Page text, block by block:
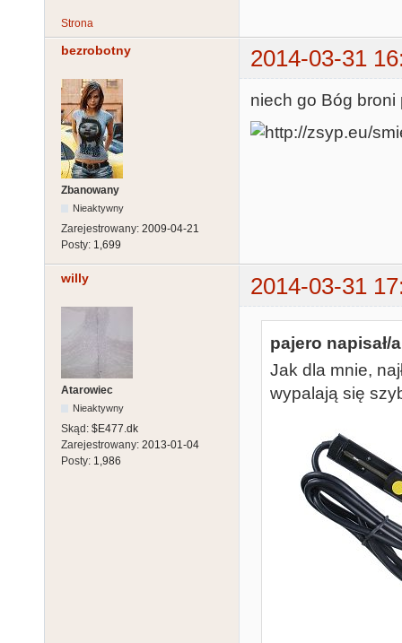
Strona
bezrobotny 2014-03-31
Zbanowany
Nieaktywny
Zarejestrowany: 2009-04-21
Posty: 1,699
niech go Bóg
willy 2014-03-31
Atarowiec
Nieaktywny
Skąd: $E477.dk
Zarejestrowany: 2013-01-04
Posty: 1,986
pajero napisał/
Jak dla mnie,
wypalają się